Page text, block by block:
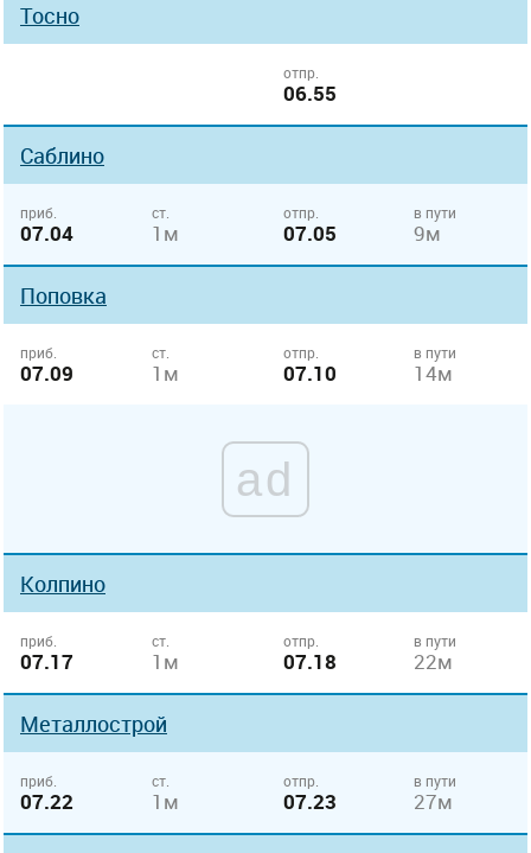
Тосно
отпр.
06.55
Саблино
приб.
07.04
ст.
1м
отпр.
07.05
в пути
9м
Поповка
приб.
07.09
ст.
1м
отпр.
07.10
в пути
14м
ad
Колпино
приб.
07.17
ст.
1м
отпр.
07.18
в пути
22м
Металлострой
приб.
07.22
ст.
1м
отпр.
07.23
в пути
27м